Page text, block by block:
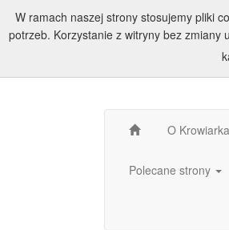
O
Polecane strony
W ramach naszej strony stosujemy pliki
potrzeb. Korzystanie z witryny bez zmiany